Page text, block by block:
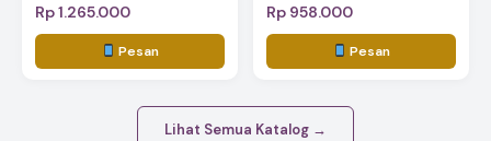
Rp 1.265.000
Pesan
Rp 958.000
Pesan
Lihat Semua Katalog →